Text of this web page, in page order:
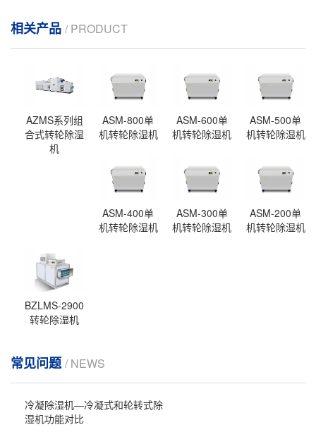
相关产品 / PRODUCT
AZMS系列组
合式转轮除湿
机
ASM-800单
机转轮除湿机
ASM-600单
机转轮除湿机
ASM-500单
机转轮除湿机
ASM-400单
机转轮除湿机
ASM-300单
机转轮除湿机
ASM-200单
机转轮除湿机
BZLMS-2900
转轮除湿机
常见问题/ NEWS
冷凝除湿机—冷凝式和轮转式除
湿机功能对比